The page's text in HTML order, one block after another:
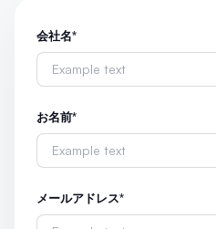
会社名*
お名前*
メールアドレス*